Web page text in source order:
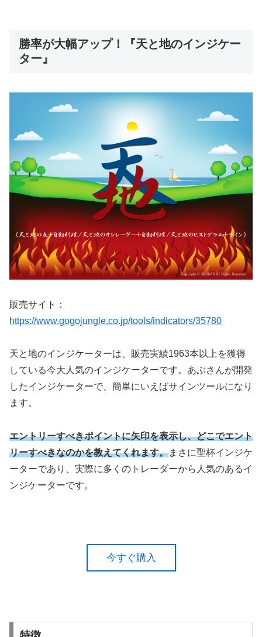
勝率が大幅アップ！『天と地のインジケー
ター』
販売サイト：
https://www.gogojungle.co.jp/tools/indicators/35780
天と地のインジケーターは、販売実績1963本以上を獲得
している今大人気のインジケーターです。あぶさんが開発
したインジケーターで、簡単にいえばサインツールになり
ます。
エントリーすべきポイントに矢印を表示し、どこでエント
リーすべきなのかを教えてくれます。まさに聖杯インジケ
ーターであり、実際に多くのトレーダーから人気のあるイ
ンジケーターです。
今すぐ購入